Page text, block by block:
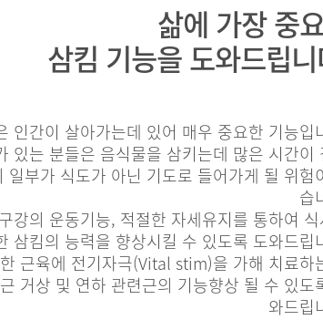
삶에 가장 중
삼킴 기능을 도와드립
인간이 살아가는데 있어 매우 중요한 기능입
있는 분들은 음식물을 삼키는데 많은 시간이
일부가 식도가 아닌 기도로 들어가게 될 위험
습
강의 운동기능, 적절한 자세유지를 통하여 식
삼킴의 능력을 향상시킬 수 있도록 도와드립
근육에 전기자극(Vital stim)을 가해 치료하
거상 및 연하 관련근의 기능향상 될 수 있도
와드립